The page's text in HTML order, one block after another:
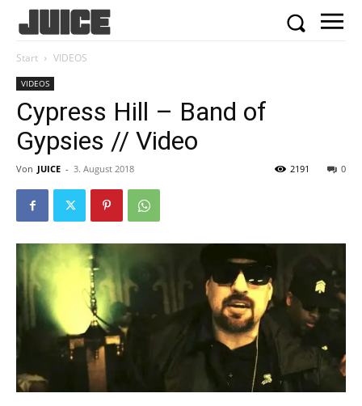
Start VIDEOS
VIDEOS
Cypress Hill – Band of
Gypsies // Video
Von JUICE - 3. August 2018 0
2191